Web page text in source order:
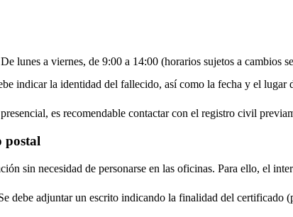
De lunes a viernes, de 9:00 a 14:00 (horarios sujetos a cambios
indicar la identidad del fallecido, así como la fecha y el
es recomendable contactar con el registro civil
postal
sin necesidad de personarse en las oficinas. Para ello, el
debe adjuntar un escrito indicando la finalidad del certificado